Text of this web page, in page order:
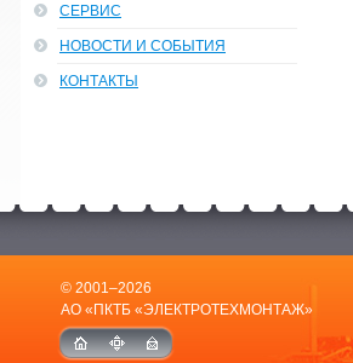
СЕРВИС
НОВОСТИ И СОБЫТИЯ
КОНТАКТЫ
© 2001–2026
АО «ПКТБ «ЭЛЕКТРОТЕХМОНТАЖ»